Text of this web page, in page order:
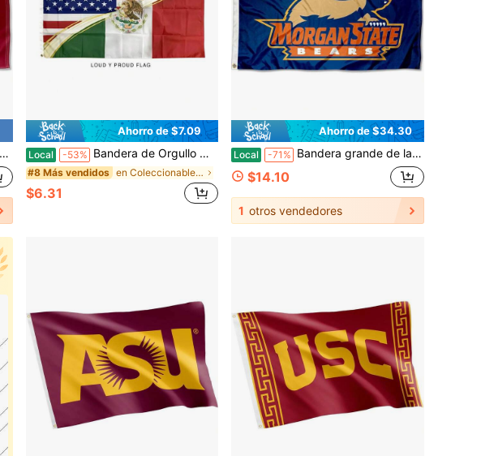
Ahorro de $7.09
Local -53% Bandera de Orgullo Mexicano Estadounidense: Poliéster Duradero de 3x5 Pulgadas, Dos Banderas
#8 Más vendidos en Coleccionables deportivos - Banderas
$6.31
Ahorro de $34.30
Local -71% Bandera grande de la Universidad Morgan State Bears
$14.10
1 otros vendedores